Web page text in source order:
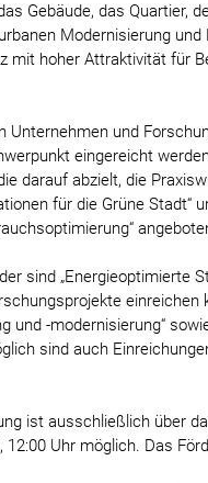
Gebäude, das Quartier,
Modernisierung
mit hoher Attraktivität für
Unternehmen und
eingereicht
darauf abzielt, die
für die Grüne Stadt“
sind „Energieoptimierte
einreichen
und -modernisierung“
sind auch
ist ausschließlich über
12:00 Uhr möglich. Das